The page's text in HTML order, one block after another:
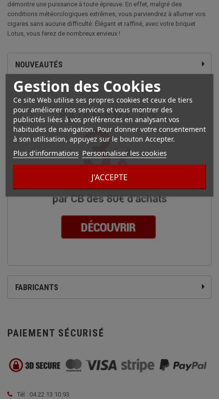
Gestion des Cookies
Ce site Web utilise ses propres cookies et ceux de tiers
pour améliorer nos services et vous montrer des
publicités liées à vos préférences en analysant vos
habitudes de navigation. Pour donner votre consentement
à son utilisation, appuyez sur le bouton Accepter.
Plus d'informations Personnaliser les cookies
J'ACCEPTE
NOUVEAUTÉS
FABRICANTS
démontre une puissance à toute épreuve. En effet, malgré des
conditions météorologiques extrêmes, vous parviendrez à allumer vos
cigares sans aucune difficulté. Élégant et raffiné, avec votre briquet
Lotus, vous ferez de nombreux envieux !
PAIEMENT SÉCURISÉ
Tél : 04 22 13 10 93